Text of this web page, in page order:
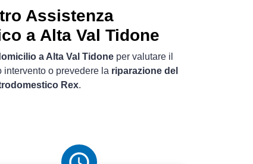
Assistenza
a Alta Val Tidone
a Alta Val Tidone per valutare il
intervento o prevedere la riparazione del
Rex.